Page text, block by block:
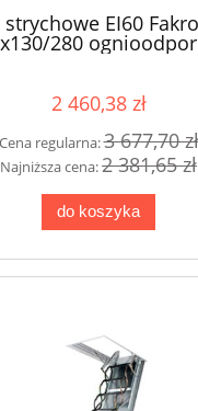
EI60
280
2 460,38 zł
Cena regularna:3 677,70 zł
Najniższa cena:2 381,65 zł
do koszyka